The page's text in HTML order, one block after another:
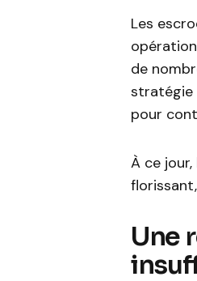
Les
de
stratégie
pour
À ce
Une